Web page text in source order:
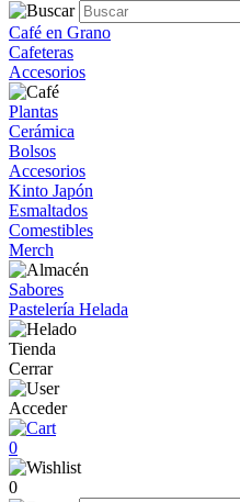
Café en Grano
Cafeteras
Accesorios
Plantas
Cerámica
Bolsos
Accesorios
Kinto Japón
Esmaltados
Comestibles
Merch
Sabores
Pastelería Helada
Tienda
Cerrar
Acceder
0
0